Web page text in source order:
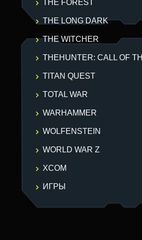
THE FOREST
THE LONG DARK
THE WITCHER
THEHUNTER: CALL OF
TITAN QUEST
TOTAL WAR
WARHAMMER
WOLFENSTEIN
WORLD WAR Z
XCOM
ИГРЫ